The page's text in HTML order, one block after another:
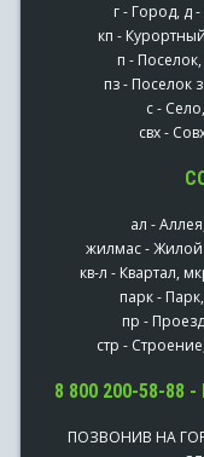
г - Город, д
кп -
п -
пз - Поселок
с -
свх -
ал -
жилмас -
кв-л - Квартал,
парк -
пр -
стр -
8 800 200-58-
ПОЗВОНИВ НА